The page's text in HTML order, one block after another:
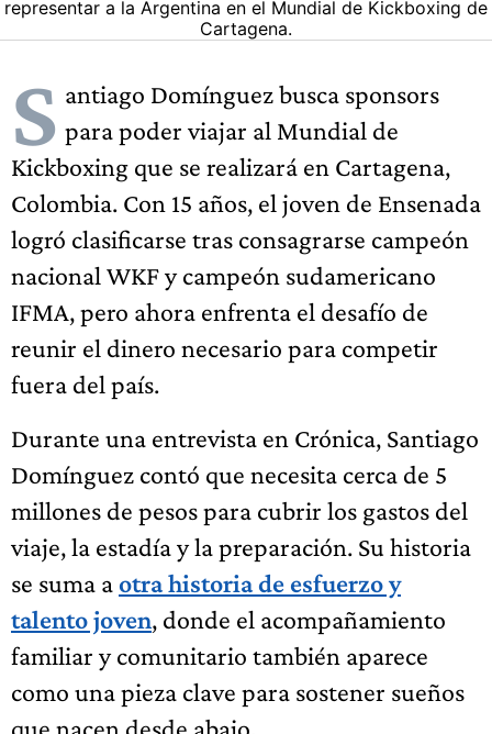
representar a la Argentina en el Mundial de Kickboxing de
Cartagena.
S antiago Domínguez busca sponsors
para poder viajar al Mundial de
Kickboxing que se realizará en Cartagena,
Colombia. Con 15 años, el joven de Ensenada
logró clasificarse tras consagrarse campeón
nacional WKF y campeón sudamericano
IFMA, pero ahora enfrenta el desafío de
reunir el dinero necesario para competir
fuera del país.
Durante una entrevista en Crónica, Santiago
Domínguez contó que necesita cerca de 5
millones de pesos para cubrir los gastos del
viaje, la estadía y la preparación. Su historia
se suma aotra historia de esfuerzo y
talento joven, donde el acompañamiento
familiar y comunitario también aparece
como una pieza clave para sostener sueños
que nacen desde abajo.